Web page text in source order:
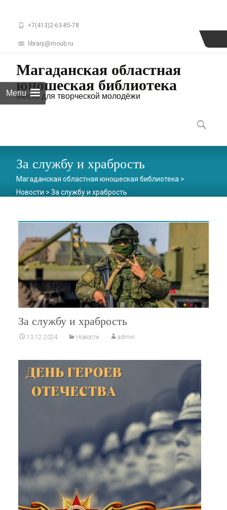
+7(413)2-63-85-78
library@moub.ru
Магаданская областная
юношеская библиотека
Место для творческой молодёжи
Menu
to
content
Найти:
За службу и храбрость
Магаданская областная юношеская библиотека >
Новости > За службу и храбрость
За службу и храбрость
13.12.2024 Новости admin